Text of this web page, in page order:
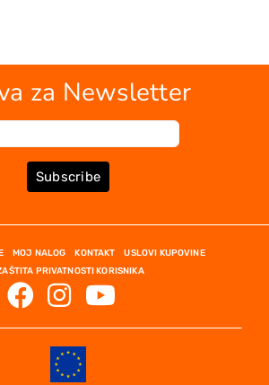
za Newsletter
Subscribe
MOJ NALOG KONTAKT
USLOVI KUPOVINE
PRIVATNOSTI KORISNIKA